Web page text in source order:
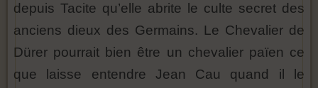
depuis Tacite qu’elle abrite le culte secret des
anciens dieux des Germains. Le Chevalier de
Dürer pourrait bien être un chevalier païen ce
que laisse entendre Jean Cau quand il le